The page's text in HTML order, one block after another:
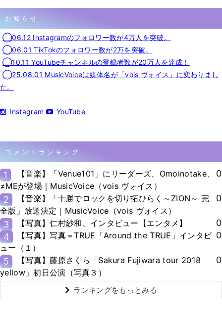
お知らせ
◯06.12 Instagramのフォロワー数が4万人を突破。
◯06.01 TikTokのフォロワー数が2万を突破。
◯10.11 YouTubeチャンネルの登録者数が20万人を達成！
◯25.08.01 MusicVoiceは媒体名が「vois ヴォイス」に変わりまし
た。
Instagram YouTube
コメントランキング
1
【音楽】「Venue101」にリーダーズ、Omoinotake、
≠MEが登場｜MusicVoice（vois ヴォイス）
0
2
【音楽】「十勝でロックを切り拓ひらく～ZION～ 完
全版」放送決定｜MusicVoice（vois ヴォイス）
0
3 【写真】仁村紗和、インタビュー【エンタメ】
0
4
【写真】写真＝TRUE「Around the TRUE」インタビ
ュー（１）
0
5
【写真】藤原さくら「Sakura Fujiwara tour 2018
yellow」初日公演（写真３）
0
ランキングをもっとみる